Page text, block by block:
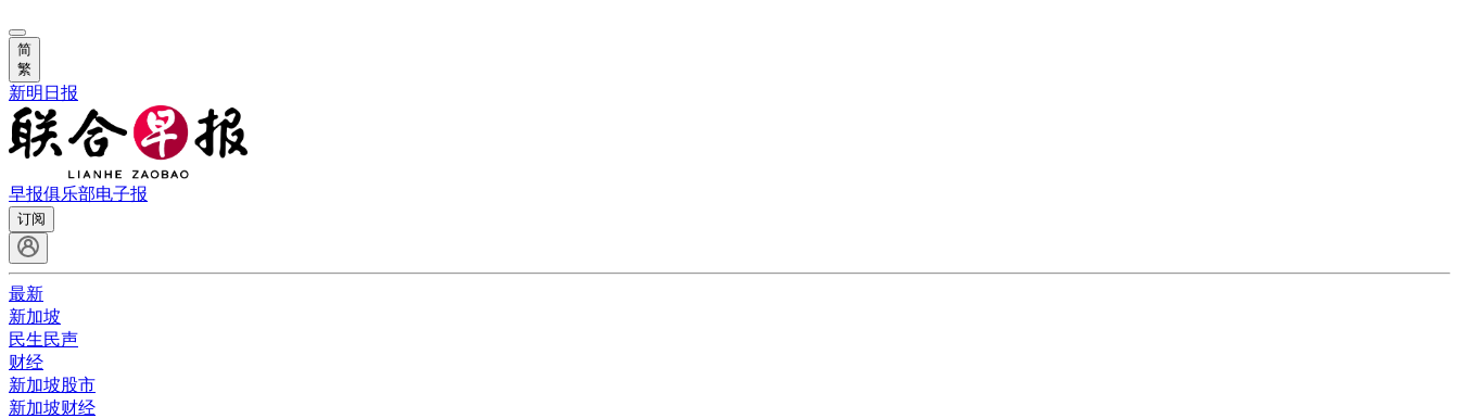
简
繁
新明日报
早报俱乐部电子报
订阅
最新
新加坡
民生民声
财经
新加坡股市
新加坡财经